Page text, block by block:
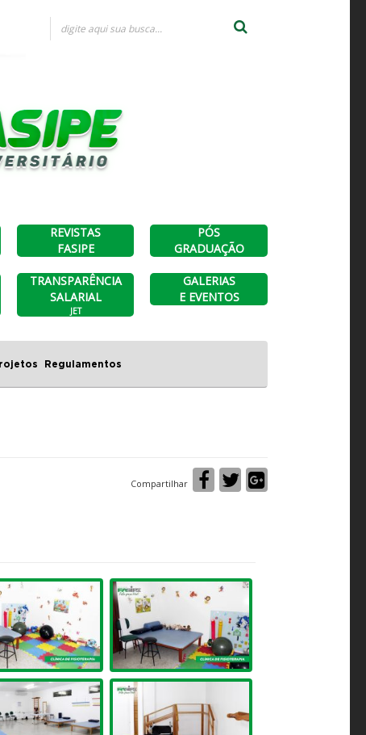
REVISTAS
FASIPE
PÓS
GRADUAÇÃO
TRANSPARÊNCIA
SALARIAL
JET
GALERIAS
E EVENTOS
Regulamentos
Compartilhar